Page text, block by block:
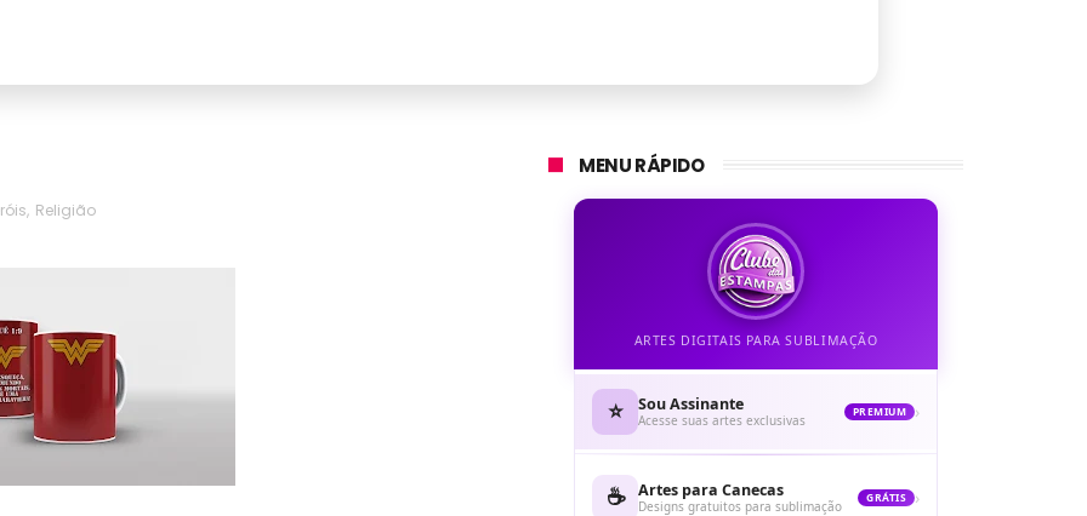
, Religião
MENU RÁPIDO
ARTES DIGITAIS PARA SUBLIMAÇÃO
⭐ Sou Assinante
Acesse suas artes exclusivas
PREMIUM ›
☕ Artes para Canecas
Designs gratuitos para sublimação
GRÁTIS ›